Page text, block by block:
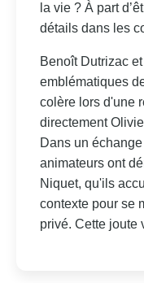
la vie ? À part
détails dans les
Benoît Dutrizac
emblématiques
colère lors d'une
directement
Dans un
animateurs ont
Niquet, qu'ils
contexte pour se
privé. Cette joute